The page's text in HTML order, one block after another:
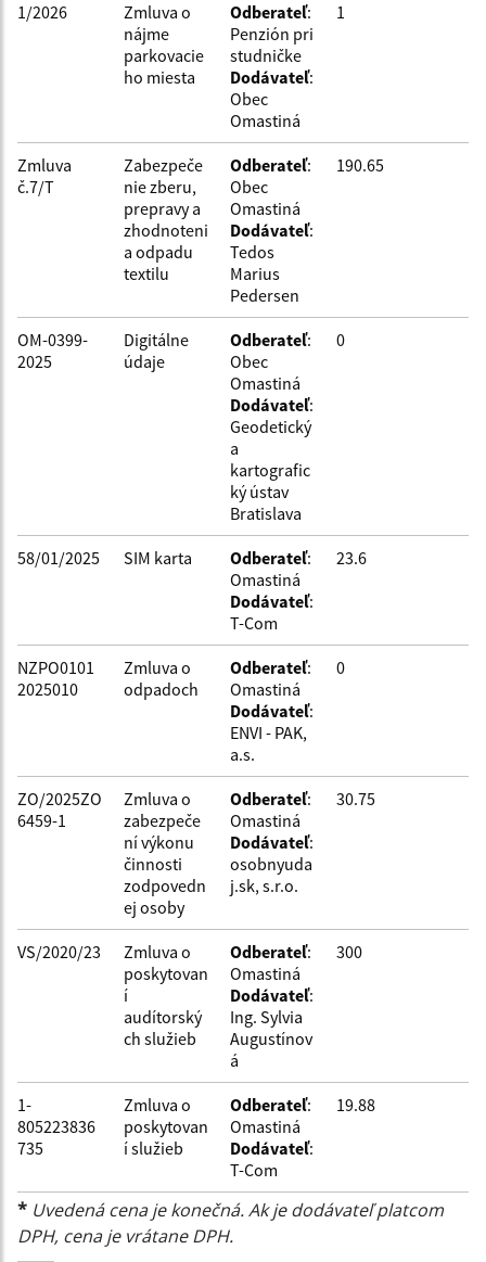
Filtrovať
1/2026
Zmluva o
nájme
parkovacie
ho miesta
Odberateľ:
Penzión pri
studničke
Dodávateľ:
Obec
Omastiná
1
Zmluva
č.7/T
Zabezpeče
nie zberu,
prepravy a
zhodnoteni
a odpadu
textilu
Odberateľ:
Obec
Omastiná
Dodávateľ:
Tedos
Marius
Pedersen
190.65
OM-0399-
2025
Digitálne
údaje
Odberateľ:
Obec
Omastiná
Dodávateľ:
Geodetický
a
kartografic
ký ústav
Bratislava
0
58/01/2025 SIM karta Odberateľ:
Omastiná
Dodávateľ:
T-Com
23.6
NZPO0101
2025010
Zmluva o
odpadoch
Odberateľ:
Omastiná
Dodávateľ:
ENVI - PAK,
a.s.
0
ZO/2025ZO
6459-1
Zmluva o
zabezpeče
ní výkonu
činnosti
zodpovedn
ej osoby
Odberateľ:
Omastiná
Dodávateľ:
osobnyuda
j.sk, s.r.o.
30.75
VS/2020/23
Zmluva o
poskytovan
í
audítorský
ch služieb
Odberateľ:
Omastiná
Dodávateľ:
Ing. Sylvia
Augustínov
á
300
1-
805223836
735
Zmluva o
poskytovan
í služieb
Odberateľ:
Omastiná
Dodávateľ:
T-Com
19.88
* Uvedená cena je konečná. Ak je dodávateľ platcom
DPH, cena je vrátane DPH.